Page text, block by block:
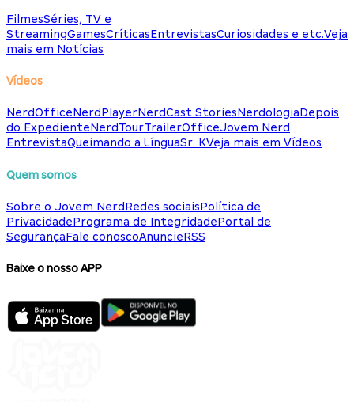
FilmesSéries, TV e
StreamingGamesCríticasEntrevistasCuriosidades e etc.Veja
mais em Notícias
Vídeos
NerdOfficeNerdPlayerNerdCast StoriesNerdologiaDepois
do ExpedienteNerdTourTrailerOfficeJovem Nerd
EntrevistaQueimando a LínguaSr. KVeja mais em Vídeos
Quem somos
Sobre o Jovem NerdRedes sociaisPolítica de
PrivacidadePrograma de IntegridadePortal de
SegurançaFale conoscoAnuncieRSS
Baixe o nosso APP